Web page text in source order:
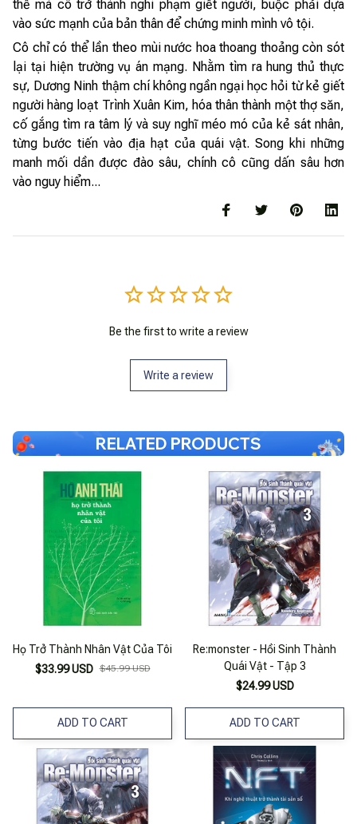
thế mà cô trở thành nghi phạm giết người, buộc phải dựa
vào sức mạnh của bản thân để chứng minh mình vô tội.
Cô chỉ có thể lần theo mùi nước hoa thoang thoảng còn sót
lại tại hiện trường vụ án mạng. Nhằm tìm ra hung thủ thực
sự, Dương Ninh thậm chí không ngần ngại học hỏi từ kẻ giết
người hàng loạt Trình Xuân Kim, hóa thân thành một thợ săn,
cố gắng tìm ra tâm lý và suy nghĩ méo mó của kẻ sát nhân,
từng bước tiến vào địa hạt của quái vật. Song khi những
manh mối dần được đào sâu, chính cô cũng dấn sâu hơn
vào nguy hiểm...
Be the first to write a review
Write a review
RELATED PRODUCTS
Họ Trở Thành Nhân Vật Của Tôi
$33.99 USD $45.99 USD
ADD TO CART
Re:monster - Hồi Sinh Thành
Quái Vật - Tập 3
$24.99 USD
ADD TO CART